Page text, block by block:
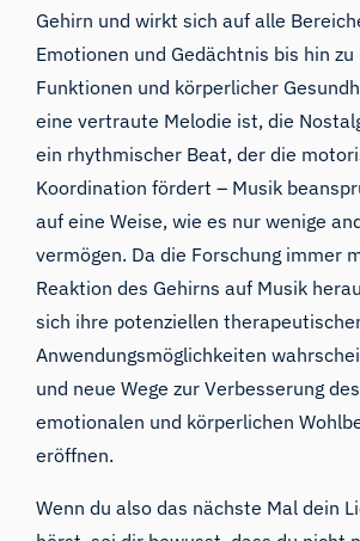
Gehirn und wirkt sich auf alle
Emotionen und Gedächtnis bis hin
Funktionen und körperlicher
eine vertraute Melodie ist, die
ein rhythmischer Beat, der die
Koordination fördert – Musik
auf eine Weise, wie es nur wenige
vermögen. Da die Forschung immer
Reaktion des Gehirns auf Musik
sich ihre potenziellen
Anwendungsmöglichkeiten
und neue Wege zur Verbesserung
emotionalen und körperlichen
eröffnen.
Wenn du also das nächste Mal dein